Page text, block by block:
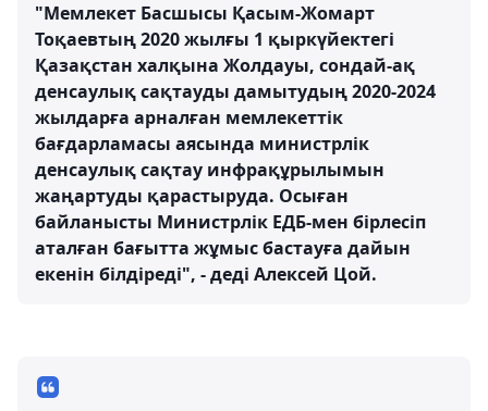
"Мемлекет Басшысы Қасым-Жомарт
Тоқаевтың 2020 жылғы 1 қыркүйектегі
Қазақстан халқына Жолдауы, сондай-ақ
денсаулық сақтауды дамытудың 2020-2024
жылдарға арналған мемлекеттік
бағдарламасы аясында министрлік
денсаулық сақтау инфрақұрылымын
жаңартуды қарастыруда. Осыған
байланысты Министрлік ЕДБ-мен бірлесіп
аталған бағытта жұмыс бастауға дайын
екенін білдіреді", - деді Алексей Цой.